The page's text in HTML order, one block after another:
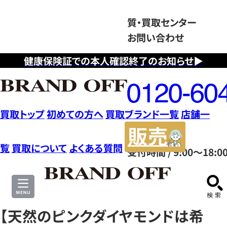
健康保険証での本人確認終了のお知らせ▶
質・買取センター
お問い合わせ
フ
リ
ー
ダ
イ
ヤ
ル
0120604117
受付時間 / 9:00～
買取トップ初めての方へ 買取ブランド一覧店舗一
覧 買取について よくある質問
サ
【天然のピンクダイヤモンドは希